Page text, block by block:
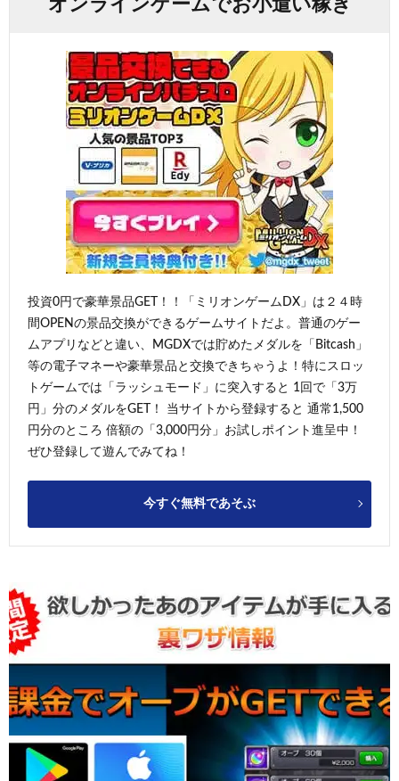
オンラインゲームでお小遣い稼ぎ
投資0円で豪華景品GET！！「ミリオンゲームDX」は２４時
間OPENの景品交換ができるゲームサイトだよ。普通のゲー
ムアプリなどと違い、MGDXでは貯めたメダルを「Bitcash」
等の電子マネーや豪華景品と交換できちゃうよ！特にスロッ
トゲームでは「ラッシュモード」に突入すると 1回で「3万
円」分のメダルをGET！ 当サイトから登録すると 通常1,500
円分のところ 倍額の「3,000円分」お試しポイント進呈中！
ぜひ登録して遊んでみてね！
今すぐ無料であそぶ